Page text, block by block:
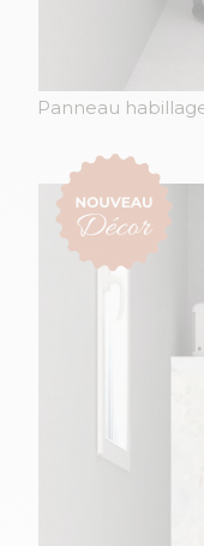
Panneau